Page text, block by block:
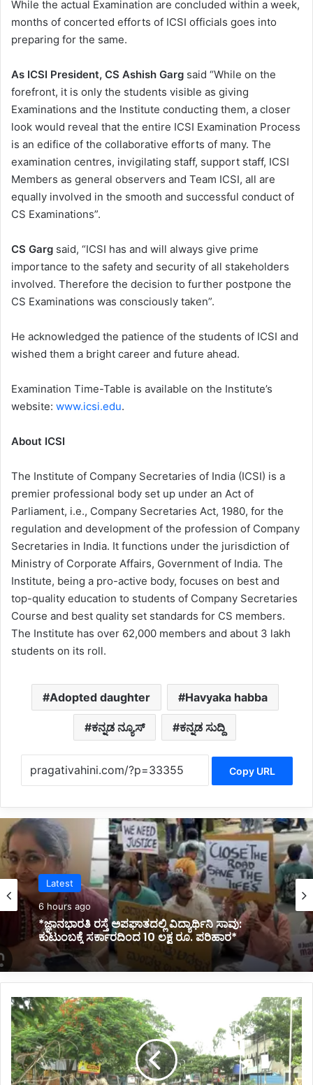
While the actual Examination are concluded within a week,
months of concerted efforts of ICSI officials goes into
preparing for the same.
As ICSI President, CS Ashish Garg said “While on the
forefront, it is only the students visible as giving
Examinations and the Institute conducting them, a closer
look would reveal that the entire ICSI Examination Process
is an edifice of the collaborative efforts of many. The
examination centres, invigilating staff, support staff, ICSI
Members as general observers and Team ICSI, all are
equally involved in the smooth and successful conduct of
CS Examinations”.
CS Garg said, “ICSI has and will always give prime
importance to the safety and security of all stakeholders
involved. Therefore the decision to further postpone the
CS Examinations was consciously taken”.
He acknowledged the patience of the students of ICSI and
wished them a bright career and future ahead.
Examination Time-Table is available on the Institute’s
website: www.icsi.edu.
About ICSI
The Institute of Company Secretaries of India (ICSI) is a
premier professional body set up under an Act of
Parliament, i.e., Company Secretaries Act, 1980, for the
regulation and development of the profession of Company
Secretaries in India. It functions under the jurisdiction of
Ministry of Corporate Affairs, Government of India. The
Institute, being a pro-active body, focuses on best and
top-quality education to students of Company Secretaries
Course and best quality set standards for CS members.
The Institute has over 62,000 members and about 3 lakh
students on its roll.
Adopted daughter Havyaka habba
ಕನ್ನಡ ನ್ಯೂಸ್ ಕನ್ನಡ ಸುದ್ದಿ
Copy URL
Politics
7 hours ago
*ಸಚಿವ ಸಂಪುಟದಲ್ಲಿ ಮಹಿಳೆಯರಿಗೆ ಸ್ಥಾನ ಸಿಗಲಿದೆ: ಸಿಎಂ
ಡಿ.ಕೆ.ಶಿವಕುಮಾರ್ ಭರವಸೆ*
D
a
d
d
i
V